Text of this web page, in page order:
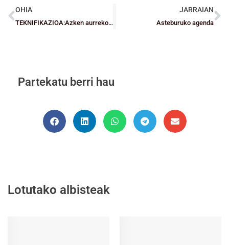
OHIA
TEKNIFIKAZIOA:Azken aurreko hitzordua Aste Santuko atsedenaldia baino lehen
JARRAIAN
Asteburuko agenda
Partekatu berri hau
Lotutako albisteak